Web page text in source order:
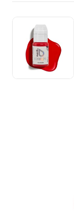
Количество